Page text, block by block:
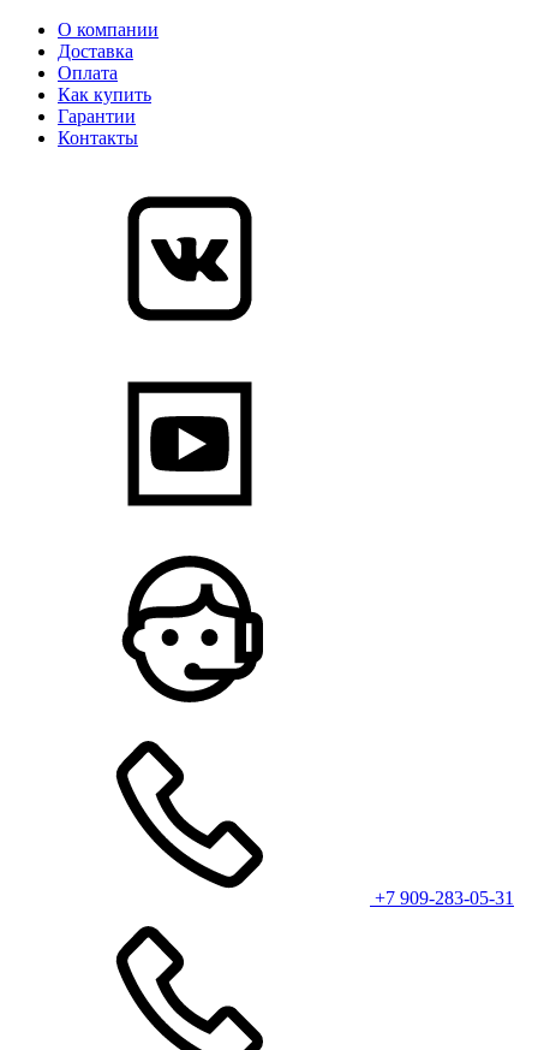
О компании
Доставка
Оплата
Как купить
Гарантии
Контакты
+7 909-283-05-31